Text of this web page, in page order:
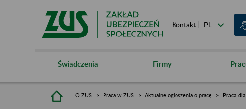
Kontakt
Świadczenia Firmy
O ZUS Praca w ZUS Aktualne ogłoszenia o pracę Praca